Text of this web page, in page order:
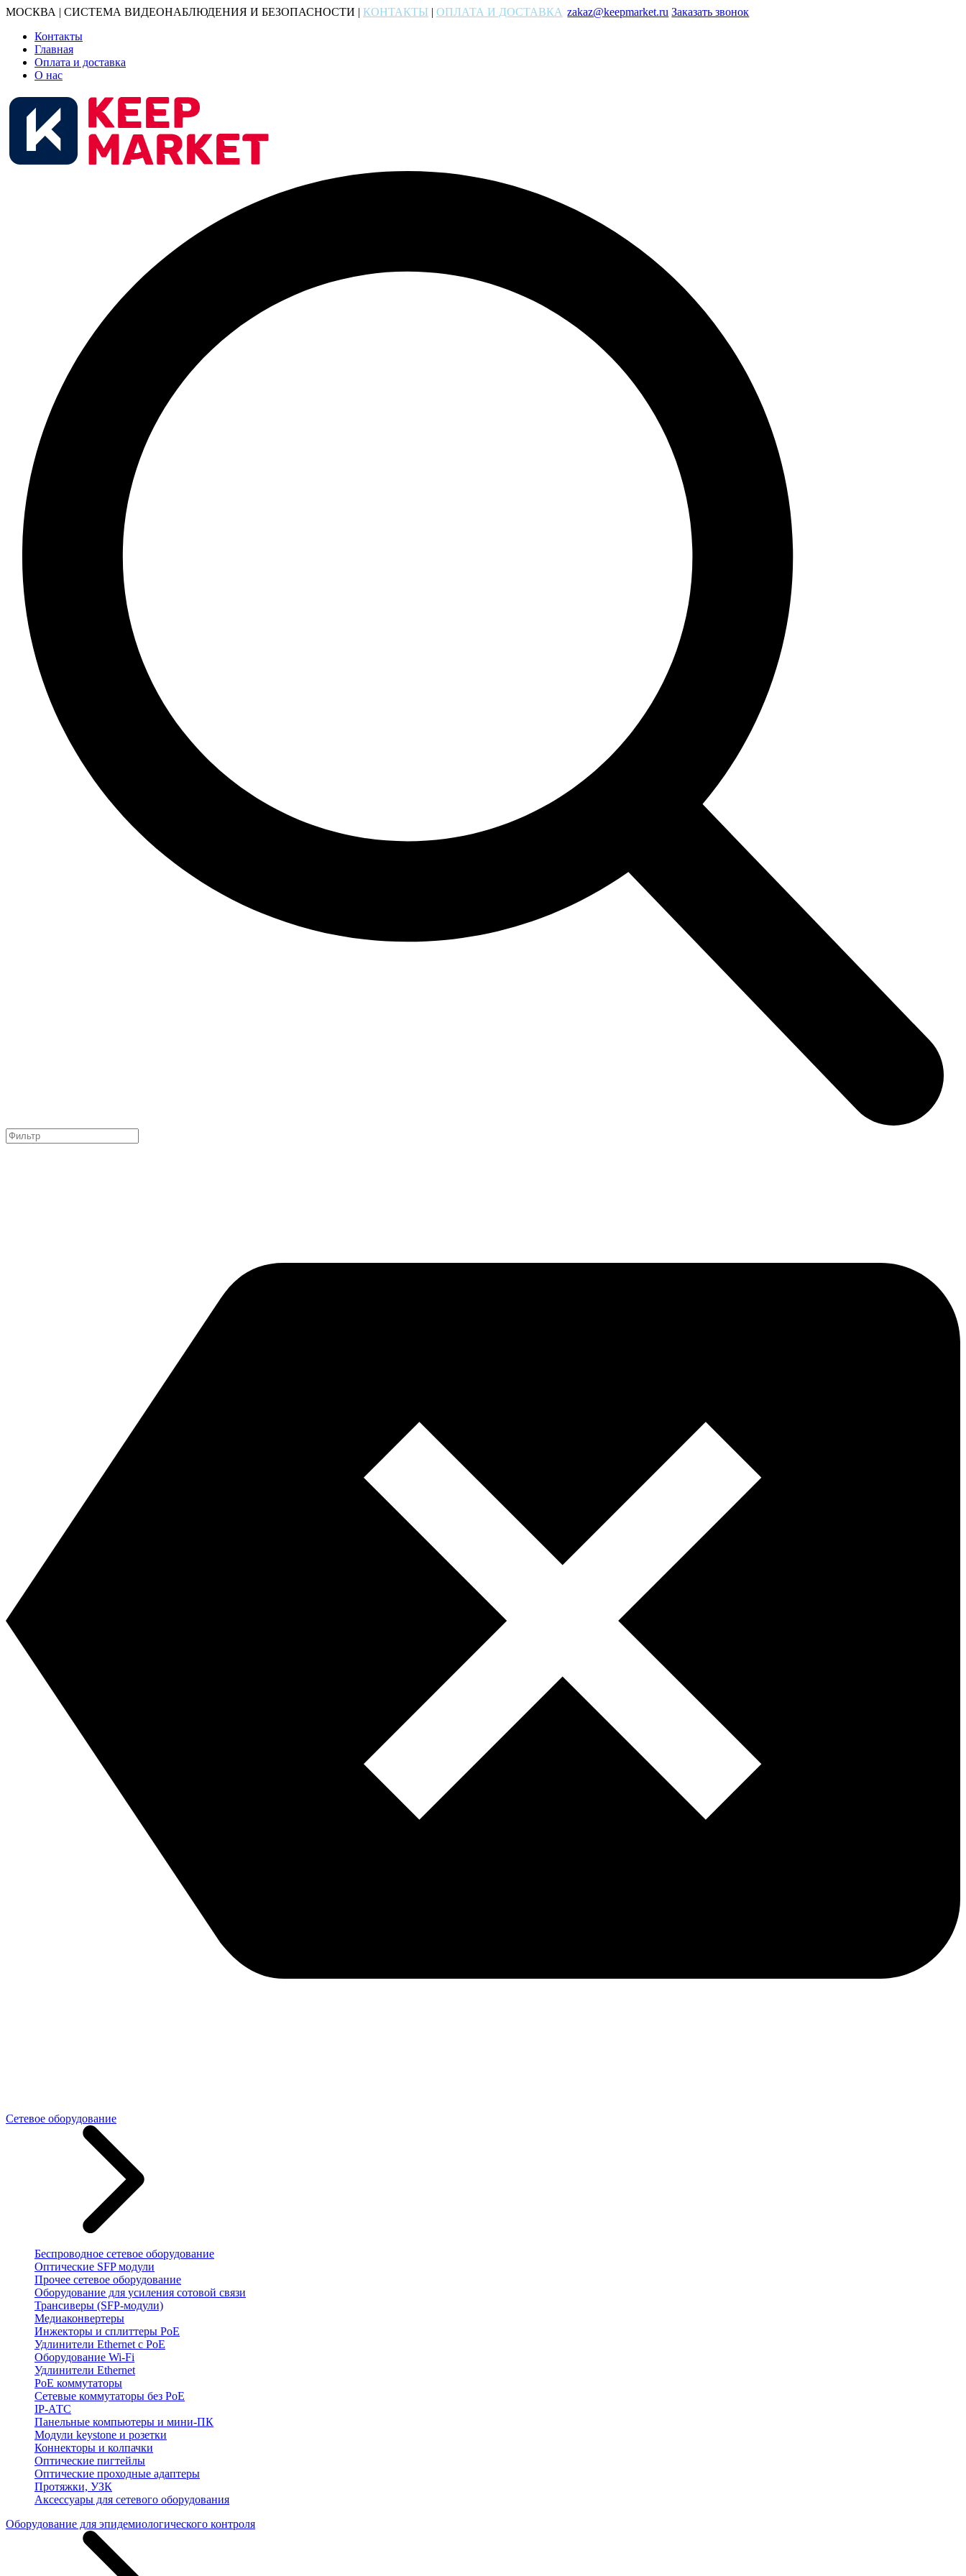
МОСКВА | СИСТЕМА ВИДЕОНАБЛЮДЕНИЯ И БЕЗОПАСНОСТИ | КОНТАКТЫ | ОПЛАТА И ДОСТАВКА zakaz@keepmarket.ru Заказать звонок
Контакты
Главная
Оплата и доставка
О нас
Сетевое оборудование
Беспроводное сетевое оборудование
Оптические SFP модули
Прочее сетевое оборудование
Оборудование для усиления сотовой связи
Трансиверы (SFP-модули)
Медиаконвертеры
Инжекторы и сплиттеры PoE
Удлинители Ethernet с PoE
Оборудование Wi-Fi
Удлинители Ethernet
PoE коммутаторы
Сетевые коммутаторы без PoE
IP-АТС
Панельные компьютеры и мини-ПК
Модули keystone и розетки
Коннекторы и колпачки
Оптические пигтейлы
Оптические проходные адаптеры
Протяжки, УЗК
Аксессуары для сетевого оборудования
Оборудование для эпидемиологического контроля